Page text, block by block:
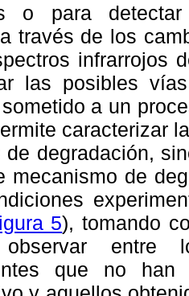
o para
través de los
infrarrojos
las posibles
a un
caracterizar
de degradación,
mecanismo de
5), tomando
observar entre
que no